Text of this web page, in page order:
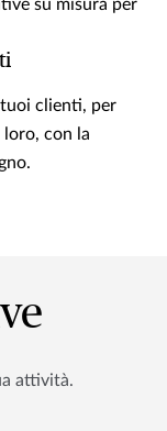
su misura per
clienti, per
con la
attività.